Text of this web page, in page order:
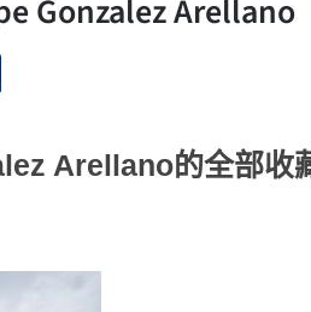
Arellano的全部收